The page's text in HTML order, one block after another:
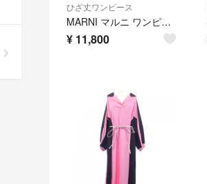
ひざ丈ワンピース
MARNI マルニ ワンピース S 紺 【古着】【中古】【送料無料】
¥ 11,800